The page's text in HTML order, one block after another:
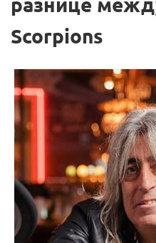
Scorpions